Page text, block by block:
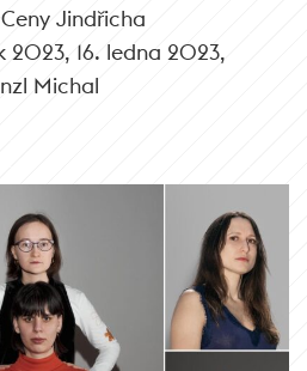
Jindřicha
2023, 16. ledna 2023,
Michal